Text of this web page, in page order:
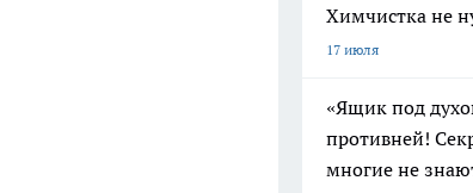
Химчистка не
17 июля
«Ящик под
противней!
многие не